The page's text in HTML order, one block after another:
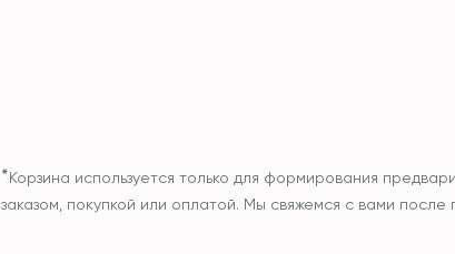
*Корзина используется только для формирования
заказом, покупкой или оплатой. Мы свяжемся с вами